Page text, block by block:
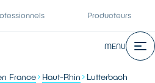
Producteurs
MENU
France Haut-Rhin Lutterbach